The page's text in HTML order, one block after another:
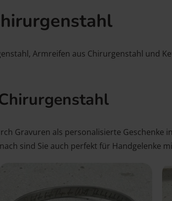
Armreifen aus Chirurgenstahl und
Gravuren als personalisierte Geschenke
sind Sie auch perfekt für Handgelenke